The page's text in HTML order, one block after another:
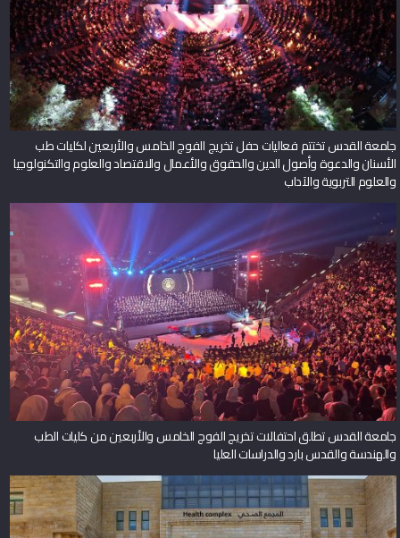
جامعة القدس تختتم فعاليات حفل تخريج الفوج الخامس والأربعين لكليات طب
الأسنان والدعوة وأصول الدين والحقوق والأعمال والاقتصاد والعلوم والتكنولوجيا
والعلوم التربوية والآداب
جامعة القدس تطلق احتفالات تخريج الفوج الخامس والأربعين من كليات الطب
والهندسة والقدس بارد والدراسات العليا